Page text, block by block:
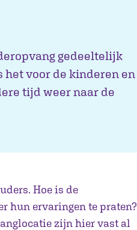
gedeeltelijk
het voor de kinderen en
tijd weer naar de
Hoe is de
hun ervaringen te praten?
zijn hier vast al